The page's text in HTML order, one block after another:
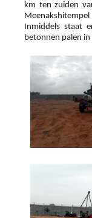
km ten zuiden
Inmiddels staat
betonnen palen